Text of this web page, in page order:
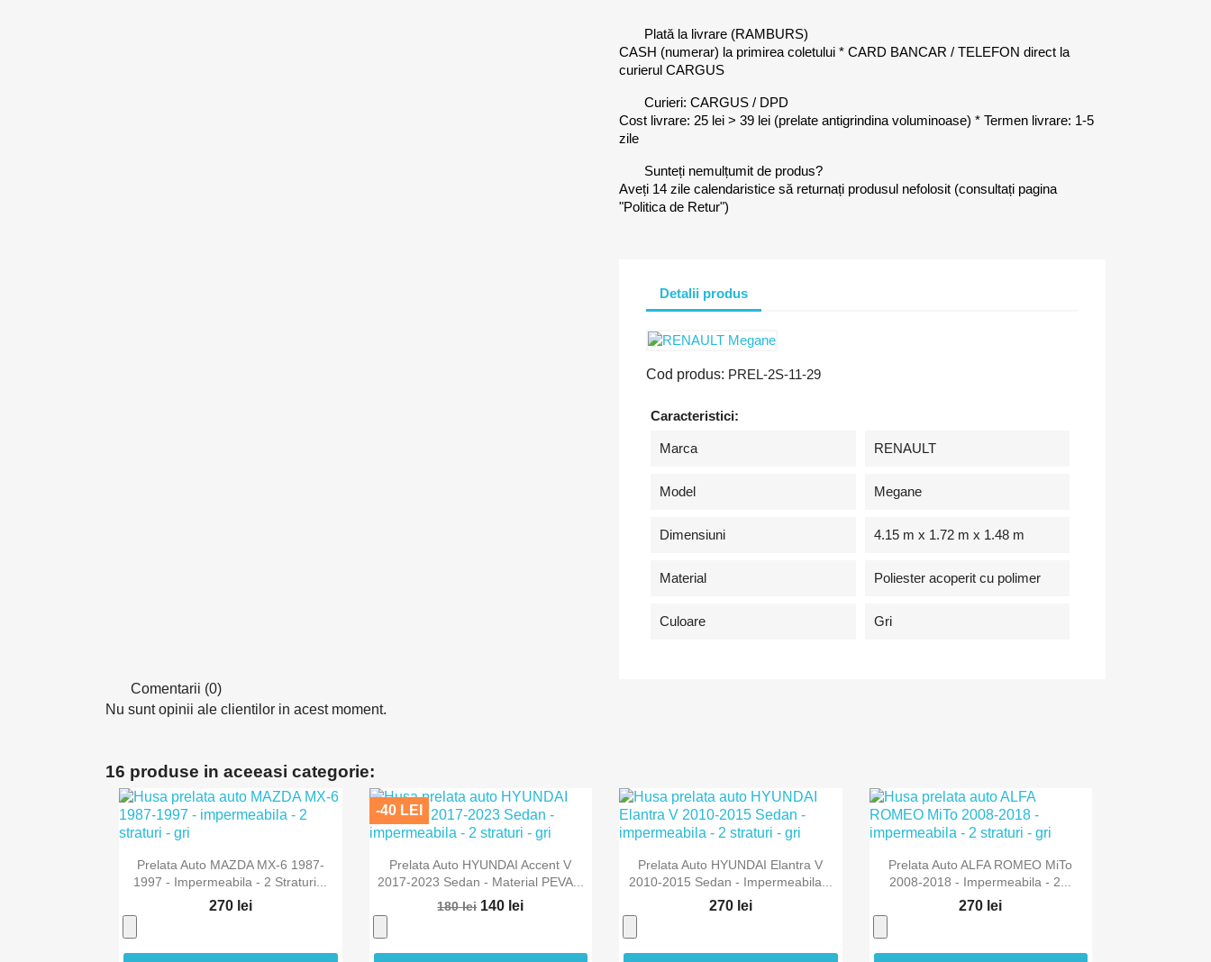
Plată la livrare (RAMBURS)
CASH (numerar) la primirea coletului * CARD BANCAR / TELEFON direct la
curierul CARGUS
Curieri: CARGUS / DPD
Cost livrare: 25 lei > 39 lei (prelate antigrindina voluminoase) * Termen livrare: 1-5
zile
Sunteți nemulțumit de produs?
Aveți 14 zile calendaristice să returnați produsul nefolosit (consultați pagina
"Politica de Retur")
Detalii produs
Cod produs: PREL-2S-11-29
Caracteristici:
Marca RENAULT
Model Megane
Dimensiuni 4.15 m x 1.72 m x 1.48 m
Material Poliester acoperit cu polimer
Culoare Gri
Comentarii (0)
Nu sunt opinii ale clientilor in acest moment.
16 produse in aceeasi categorie:
 Vizualizare rapida
Prelata Auto MAZDA MX-6 1987-
1997 - Impermeabila - 2 Straturi...
270 lei
 Vizualizare rapida
Prelata Auto HYUNDAI Accent V
2017-2023 Sedan - Material PEVA...
180 lei 140 lei
-40 LEI
 Vizualizare rapida
Prelata Auto HYUNDAI Elantra V
2010-2015 Sedan - Impermeabila...
270 lei
 Vizualizare rapida
Prelata Auto ALFA ROMEO MiTo
2008-2018 - Impermeabila - 2...
270 lei